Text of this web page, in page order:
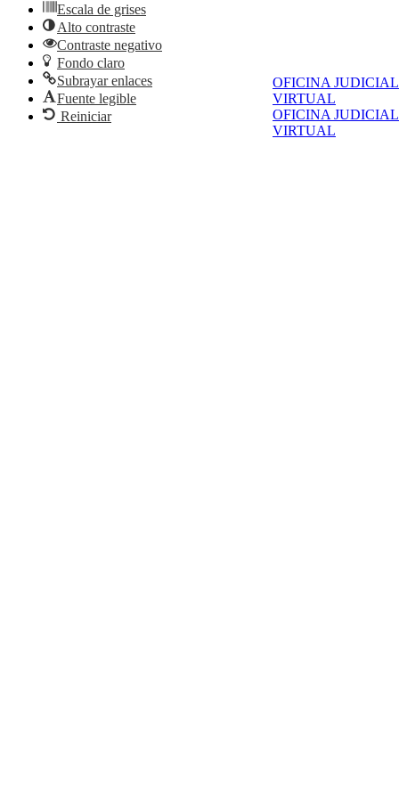
OFICINA JUDICIAL
VIRTUAL
OFICINA JUDICIAL
VIRTUAL
Escala de grises
Alto contraste
Contraste negativo
Fondo claro
Subrayar enlaces
Fuente legible
Reiniciar